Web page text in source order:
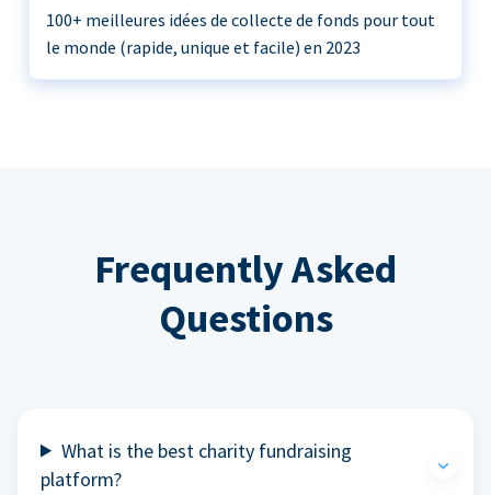
100+ meilleures idées de collecte de fonds pour tout
le monde (rapide, unique et facile) en 2023
Frequently Asked
Questions
What is the best charity fundraising
platform?